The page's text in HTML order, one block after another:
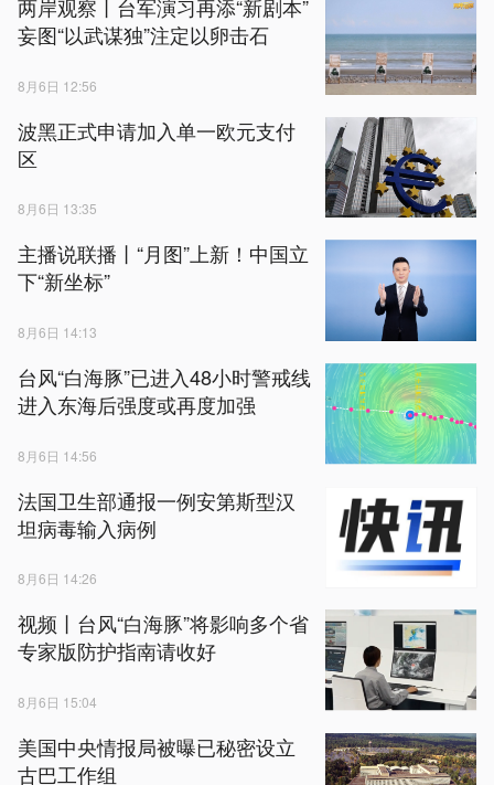
两岸观察丨台军演习再添“新剧本”
妄图“以武谋独”注定以卵击石
8月6日 12:56
波黑正式申请加入单一欧元支付
区
8月6日 13:35
主播说联播丨“月图”上新！中国立
下“新坐标”
8月6日 14:13
台风“白海豚”已进入48小时警戒线
进入东海后强度或再度加强
8月6日 14:56
法国卫生部通报一例安第斯型汉
坦病毒输入病例
8月6日 14:26
视频丨台风“白海豚”将影响多个省
专家版防护指南请收好
8月6日 15:04
美国中央情报局被曝已秘密设立
古巴工作组